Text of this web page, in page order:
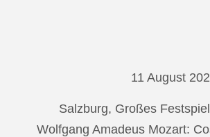
11 August
Salzburg, Großes
Wolfgang Amadeus Mozart: